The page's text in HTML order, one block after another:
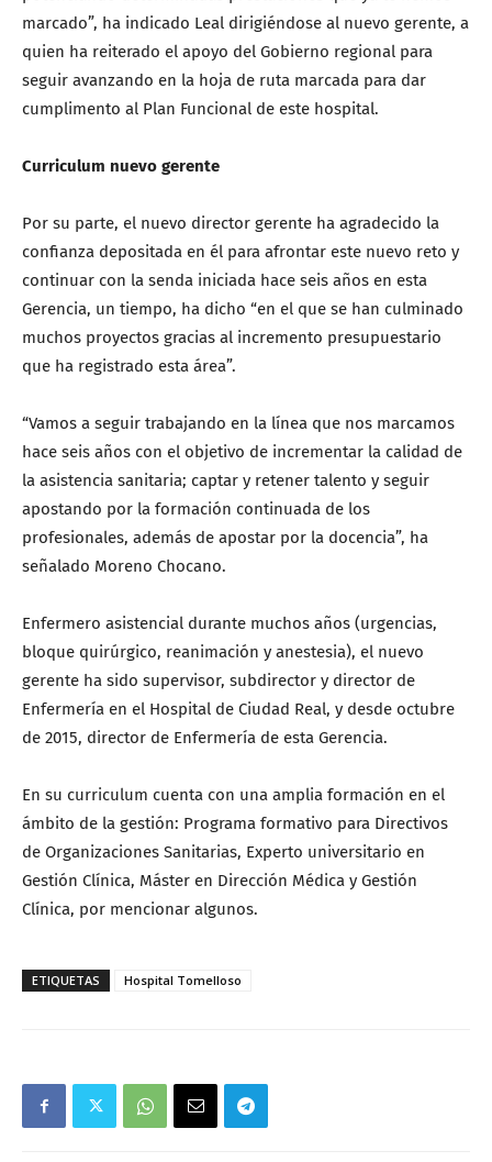
marcado”, ha indicado Leal dirigiéndose al nuevo gerente, a
quien ha reiterado el apoyo del Gobierno regional para
seguir avanzando en la hoja de ruta marcada para dar
cumplimento al Plan Funcional de este hospital.
Curriculum nuevo gerente
Por su parte, el nuevo director gerente ha agradecido la
confianza depositada en él para afrontar este nuevo reto y
continuar con la senda iniciada hace seis años en esta
Gerencia, un tiempo, ha dicho “en el que se han culminado
muchos proyectos gracias al incremento presupuestario
que ha registrado esta área”.
“Vamos a seguir trabajando en la línea que nos marcamos
hace seis años con el objetivo de incrementar la calidad de
la asistencia sanitaria; captar y retener talento y seguir
apostando por la formación continuada de los
profesionales, además de apostar por la docencia”, ha
señalado Moreno Chocano.
Enfermero asistencial durante muchos años (urgencias,
bloque quirúrgico, reanimación y anestesia), el nuevo
gerente ha sido supervisor, subdirector y director de
Enfermería en el Hospital de Ciudad Real, y desde octubre
de 2015, director de Enfermería de esta Gerencia.
En su curriculum cuenta con una amplia formación en el
ámbito de la gestión: Programa formativo para Directivos
de Organizaciones Sanitarias, Experto universitario en
Gestión Clínica, Máster en Dirección Médica y Gestión
Clínica, por mencionar algunos.
ETIQUETAS Hospital Tomelloso